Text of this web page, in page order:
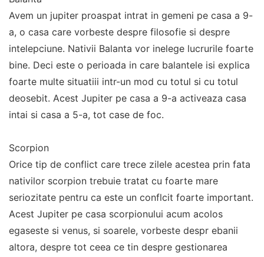
Avem un jupiter proaspat intrat in gemeni pe casa a 9-
a, o casa care vorbeste despre filosofie si despre
intelepciune. Nativii Balanta vor inelege lucrurile foarte
bine. Deci este o perioada in care balantele isi explica
foarte multe situatiii intr-un mod cu totul si cu totul
deosebit. Acest Jupiter pe casa a 9-a activeaza casa
intai si casa a 5-a, tot case de foc.
Scorpion
Orice tip de conflict care trece zilele acestea prin fata
nativilor scorpion trebuie tratat cu foarte mare
seriozitate pentru ca este un conflcit foarte important.
Acest Jupiter pe casa scorpionului acum acolos
egaseste si venus, si soarele, vorbeste despr ebanii
altora, despre tot ceea ce tin despre gestionarea